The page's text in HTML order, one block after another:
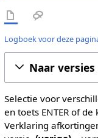
Logboek voor deze
Naar versies
Selectie voor
en toets ENTER of
Verklaring